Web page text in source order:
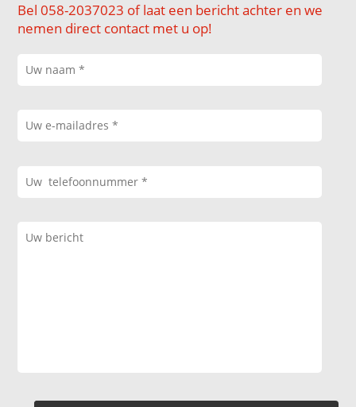
Bel 058-2037023 of laat een bericht achter en we
nemen direct contact met u op!